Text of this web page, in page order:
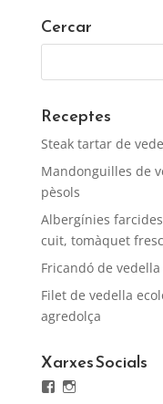
Cercar
Receptes
Steak tartar de
Mandonguilles de
pèsols
Albergínies
cuit, tomàquet
Fricandó de
Filet de vedella
agredolça
Xarxes Socials
Facebook
Instagram